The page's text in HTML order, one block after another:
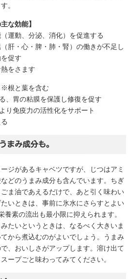
。
な効能】
運動、分泌、消化）を促進する
肝・心・脾・肺・腎）の働きが不足し
促す
をさます
※根と葉を含む
、胃の粘膜を保護し修復を促す
り免疫力の活性化をサポート
まみ成分も。
ジがあるキャベツですが、じつはアミ
どのうまみ成分も含んでいます。ちぎ
ま油であえるだけで、あと引く味わい
いときは、事前に氷水にさらすとよい
養素の流出も最小限に抑えられます。
たいというときは、なるべく大きいま
から煮込むのがよいでしょう。うまみ
、おいしさがアップします。溶け出て
ープごと味わってみてください。